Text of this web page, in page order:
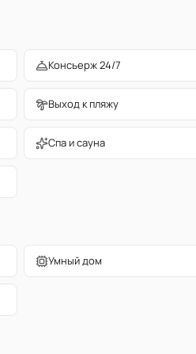
Консьерж 24/7
Выход к пляжу
Спа и сауна
Умный дом